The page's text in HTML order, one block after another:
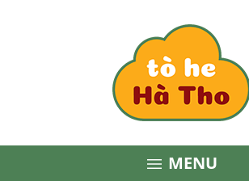
 MENU